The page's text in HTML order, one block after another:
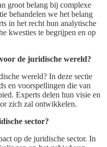
groot belang bij complexe
behandelen we het belang
in het recht hun analytische
kwesties te begrijpen en op
de juridische wereld?
wereld? In deze sectie
en voorspellingen die van
Experts delen hun visie en
zich zal ontwikkelen.
sector?
op de juridische sector. In